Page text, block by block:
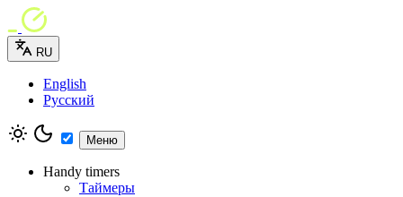
RU
English
Русский
Меню
Handy timers
Таймеры